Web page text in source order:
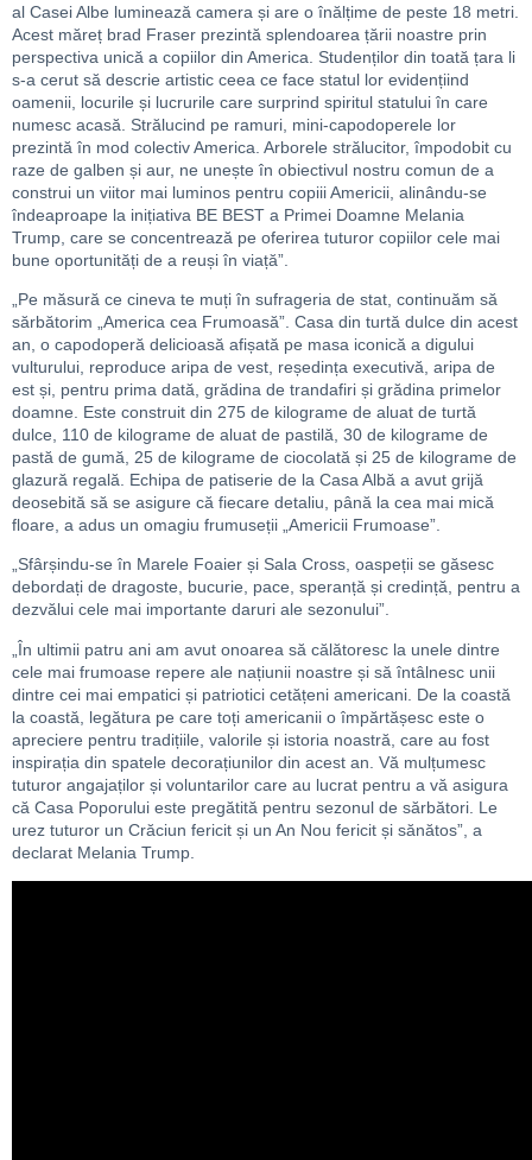
al Casei Albe luminează camera și are o înălțime de peste 18 metri.
Acest măreț brad Fraser prezintă splendoarea țării noastre prin
perspectiva unică a copiilor din America. Studenților din toată țara li
s-a cerut să descrie artistic ceea ce face statul lor evidențiind
oamenii, locurile și lucrurile care surprind spiritul statului în care
numesc acasă. Strălucind pe ramuri, mini-capodoperele lor
prezintă în mod colectiv America. Arborele strălucitor, împodobit cu
raze de galben și aur, ne unește în obiectivul nostru comun de a
construi un viitor mai luminos pentru copiii Americii, alinându-se
îndeaproape la inițiativa BE BEST a Primei Doamne Melania
Trump, care se concentrează pe oferirea tuturor copiilor cele mai
bune oportunități de a reuși în viață”.
„Pe măsură ce cineva te muți în sufrageria de stat, continuăm să
sărbătorim „America cea Frumoasă”. Casa din turtă dulce din acest
an, o capodoperă delicioasă afișată pe masa iconică a digului
vulturului, reproduce aripa de vest, reședința executivă, aripa de
est și, pentru prima dată, grădina de trandafiri și grădina primelor
doamne. Este construit din 275 de kilograme de aluat de turtă
dulce, 110 de kilograme de aluat de pastilă, 30 de kilograme de
pastă de gumă, 25 de kilograme de ciocolată și 25 de kilograme de
glazură regală. Echipa de patiserie de la Casa Albă a avut grijă
deosebită să se asigure că fiecare detaliu, până la cea mai mică
floare, a adus un omagiu frumuseții „Americii Frumoase”.
„Sfârșindu-se în Marele Foaier și Sala Cross, oaspeții se găsesc
debordați de dragoste, bucurie, pace, speranță și credință, pentru a
dezvălui cele mai importante daruri ale sezonului”.
„În ultimii patru ani am avut onoarea să călătoresc la unele dintre
cele mai frumoase repere ale națiunii noastre și să întâlnesc unii
dintre cei mai empatici și patriotici cetățeni americani. De la coastă
la coastă, legătura pe care toți americanii o împărtășesc este o
apreciere pentru tradițiile, valorile și istoria noastră, care au fost
inspirația din spatele decorațiunilor din acest an. Vă mulțumesc
tuturor angajaților și voluntarilor care au lucrat pentru a vă asigura
că Casa Poporului este pregătită pentru sezonul de sărbători. Le
urez tuturor un Crăciun fericit și un An Nou fericit și sănătos”, a
declarat Melania Trump.